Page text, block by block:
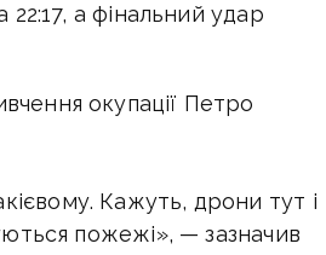
а фінальний удар
окупації Петро
Кажуть, дрони тут і
пожежі», — зазначив